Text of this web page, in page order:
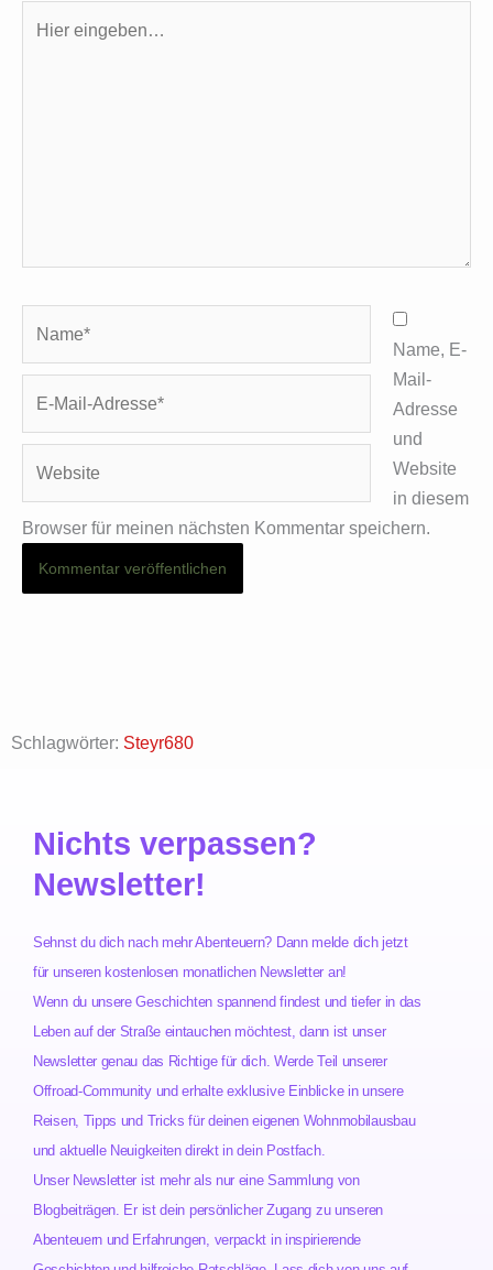
eingeben…
Adresse*
Name, E-
Mail-
Adresse
und
Website
in diesem
Browser für meinen nächsten Kommentar speichern.
Schlagwörter: Steyr680
Nichts verpassen?
Newsletter!
Sehnst du dich nach mehr Abenteuern? Dann melde dich jetzt
für unseren kostenlosen monatlichen Newsletter an!
Wenn du unsere Geschichten spannend findest und tiefer in das
Leben auf der Straße eintauchen möchtest, dann ist unser
Newsletter genau das Richtige für dich. Werde Teil unserer
Offroad-Community und erhalte exklusive Einblicke in unsere
Reisen, Tipps und Tricks für deinen eigenen Wohnmobilausbau
und aktuelle Neuigkeiten direkt in dein Postfach.
Unser Newsletter ist mehr als nur eine Sammlung von
Blogbeiträgen. Er ist dein persönlicher Zugang zu unseren
Abenteuern und Erfahrungen, verpackt in inspirierende